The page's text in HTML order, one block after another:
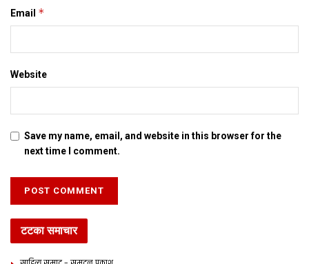
Email *
Website
Save my name, email, and website in this browser for the
next time I comment.
टटका समाचार